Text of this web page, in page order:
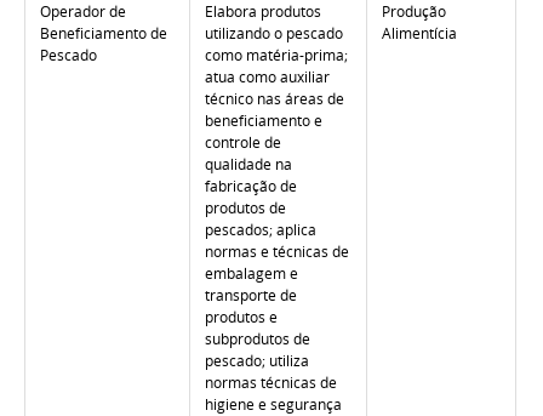
Operador de
Beneficiamento de
Pescado
Elabora produtos
utilizando o pescado
como matéria-prima;
atua como auxiliar
técnico nas áreas de
beneficiamento e
controle de
qualidade na
fabricação de
produtos de
pescados; aplica
normas e técnicas de
embalagem e
transporte de
produtos e
subprodutos de
pescado; utiliza
normas técnicas de
higiene e segurança
Produção
Alimentícia